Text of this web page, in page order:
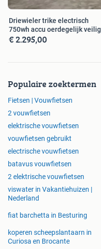
Driewieler trike electrisch
750wh accu oerdegelijk veilig
€ 2.295,00
Populaire zoektermen
Fietsen | Vouwfietsen
2 vouwfietsen
elektrische vouwfietsen
vouwfietsen gebruikt
electrische vouwfietsen
batavus vouwfietsen
2 elektrische vouwfietsen
viswater in Vakantiehuizen |
Nederland
fiat barchetta in Besturing
koperen scheepslantaarn in
Curiosa en Brocante